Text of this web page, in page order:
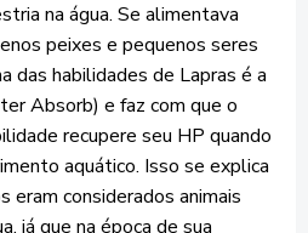
na água. Se alimentava
peixes e pequenos seres
das habilidades de Lapras é a
Absorb) e faz com que o
recupere seu HP quando
aquático. Isso se explica
eram considerados animais
já que na época de sua